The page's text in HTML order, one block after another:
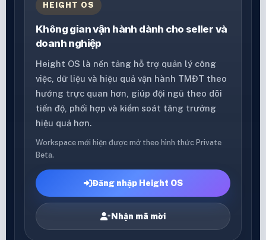
HEIGHT OS
Không gian vận hành dành cho seller và
doanh nghiệp
Height OS là nền tảng hỗ trợ quản lý công
việc, dữ liệu và hiệu quả vận hành TMĐT theo
hướng trực quan hơn, giúp đội ngũ theo dõi
tiến độ, phối hợp và kiểm soát tăng trưởng
hiệu quả hơn.
Workspace mới hiện được mở theo hình thức Private
Beta.
Đăng nhập Height OS
Nhận mã mời